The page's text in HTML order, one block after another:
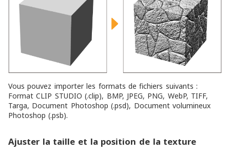
Vous pouvez importer les formats de fichiers suivants :
Format CLIP STUDIO (.clip), BMP, JPEG, PNG, WebP, TIFF,
Targa, Document Photoshop (.psd), Document volumineux
Photoshop (.psb).
Ajuster la taille et la position de la texture